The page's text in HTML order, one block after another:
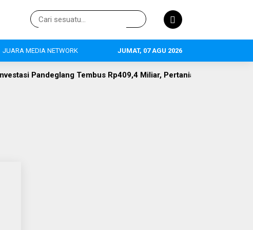
JUARA MEDIA NETWORK JUMAT, 07 AGU 2026
Pandeglang Tembus Rp409,4 Miliar, Pertanian Jadi Primadona,